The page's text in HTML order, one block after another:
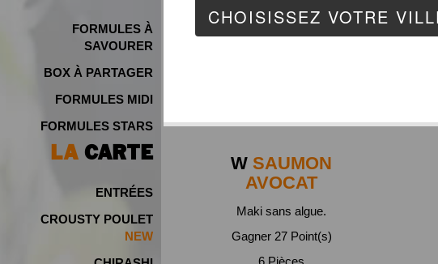
FORMULES À
SAVOURER
BOX À PARTAGER
FORMULES MIDI
FORMULES STARS
LA CARTE
ENTRÉES
CROUSTY POULET
W SAUMON
AVOCAT
Maki sans algue.
Gagner 27 Point(s)
6 Pièces